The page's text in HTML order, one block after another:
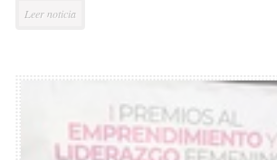
Leer noticia